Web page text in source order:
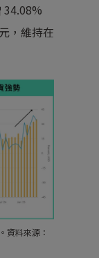
34.08%
，維持在
資料來源：